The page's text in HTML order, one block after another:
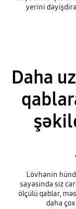
yerini
Daha
Lövhənin
sayəsində siz
ölçülü qablar,
daha